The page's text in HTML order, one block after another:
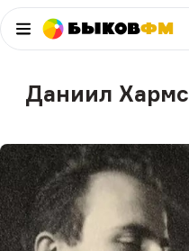
БыковФМ
Даниил Хармс